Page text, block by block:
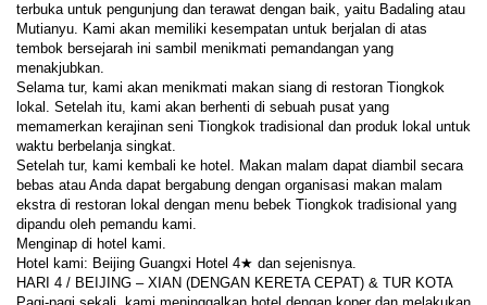
terbuka untuk pengunjung dan terawat dengan baik, yaitu Badaling atau
Mutianyu. Kami akan memiliki kesempatan untuk berjalan di atas
tembok bersejarah ini sambil menikmati pemandangan yang
menakjubkan.
Selama tur, kami akan menikmati makan siang di restoran Tiongkok
lokal. Setelah itu, kami akan berhenti di sebuah pusat yang
memamerkan kerajinan seni Tiongkok tradisional dan produk lokal untuk
waktu berbelanja singkat.
Setelah tur, kami kembali ke hotel. Makan malam dapat diambil secara
bebas atau Anda dapat bergabung dengan organisasi makan malam
ekstra di restoran lokal dengan menu bebek Tiongkok tradisional yang
dipandu oleh pemandu kami.
Menginap di hotel kami.
Hotel kami: Beijing Guangxi Hotel 4★ dan sejenisnya.
HARI 4 / BEIJING – XIAN (DENGAN KERETA CEPAT) & TUR KOTA